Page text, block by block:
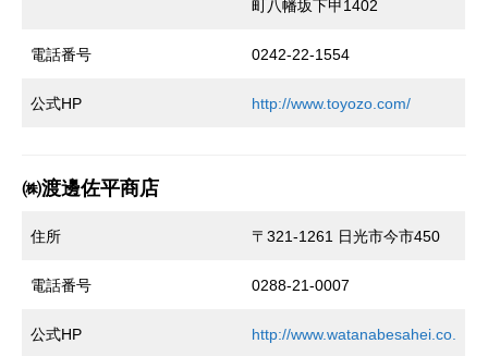
町八幡坂下甲1402
電話番号 0242-22-1554
公式HP http://www.toyozo.com/
㈱渡邊佐平商店
住所 〒321-1261 日光市今市450
電話番号 0288-21-0007
公式HP
http://www.watanabesahei.co.